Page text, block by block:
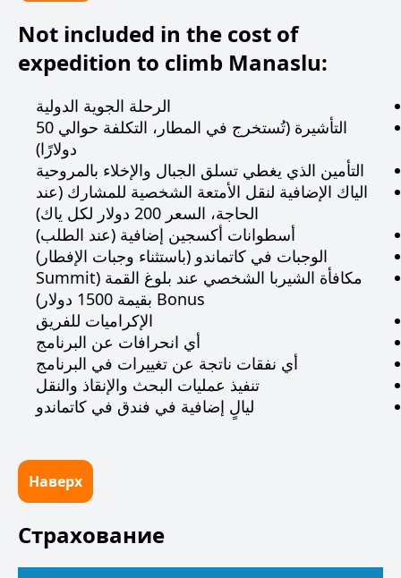
Not included in the cost of
expedition to climb Manaslu:
الرحلة الجوية الدولية
التأشيرة (تُستخرج في المطار، التكلفة حوالي 50
دولارًا)
التأمين الذي يغطي تسلق الجبال والإخلاء بالمروحية
الياك الإضافية لنقل الأمتعة الشخصية للمشارك (عند
الحاجة، السعر 200 دولار لكل ياك)
أسطوانات أكسجين إضافية (عند الطلب)
الوجبات في كاتماندو (باستثناء وجبات الإفطار)
مكافأة الشيربا الشخصي عند بلوغ القمة (Summit
Bonus بقيمة 1500 دولار)
الإكراميات للفريق
أي انحرافات عن البرنامج
أي نفقات ناتجة عن تغييرات في البرنامج
تنفيذ عمليات البحث والإنقاذ والنقل
ليالٍ إضافية في فندق في كاتماندو
Наверх
Страхование